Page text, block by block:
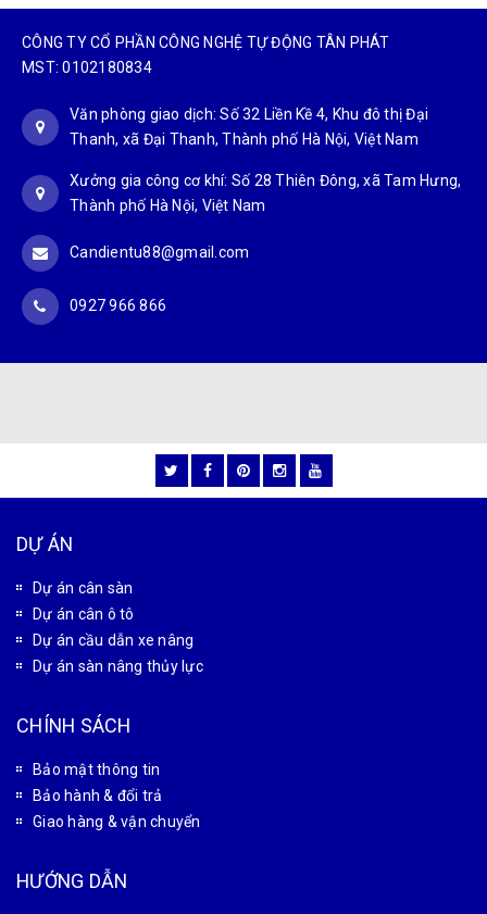
CÔNG TY CỔ PHẦN CÔNG NGHỆ TỰ ĐỘNG TÂN PHÁT
Văn phòng giao dịch: Số 32 Liền Kề 4, Khu đô thị Đại
Thanh, xã Đại Thanh, Thành phố Hà Nội, Việt Nam
0927 966 866